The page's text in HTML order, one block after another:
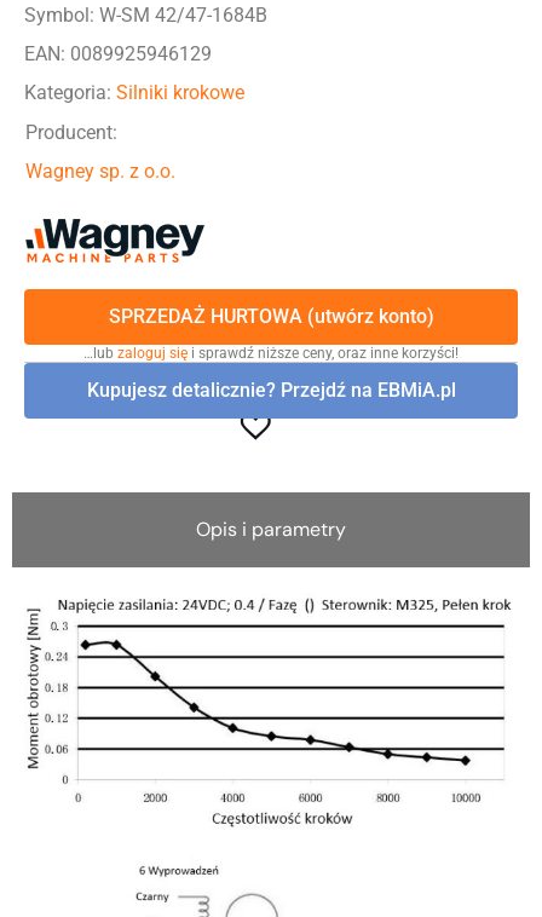
Symbol: W-SM 42/47-1684B
EAN: 0089925946129
Kategoria: Silniki krokowe
Producent:
Wagney sp. z o.o.
SPRZEDAŻ HURTOWA (utwórz konto)
…lub zaloguj się i sprawdź niższe ceny, oraz inne korzyści!
Kupujesz detalicznie? Przejdź na EBMiA.pl
Opis i parametry